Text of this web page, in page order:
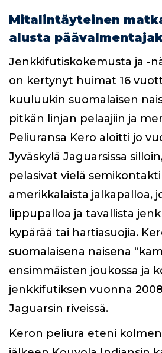
Mitalintäyteinen
alusta
Jenkkifutiskokemusta ja -
on kertynyt huimat 16
kuuluukin suomalaisen
pitkän linjan pelaajiin ja
Peliuransa Kero aloitti jo
Jyväskylä Jaguarsissa
pelasivat vielä
amerikkalaista jalkapalloa,
lippupalloa ja tavallista
kypärää tai hartiasuojia.
suomalaisena naisena
ensimmäisten joukossa ja
jenkkifutiksen vuonna
Jaguarsin riveissä.
Keron peliura eteni